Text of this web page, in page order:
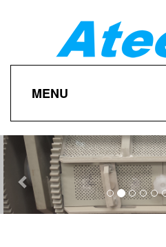
MENU
Previous